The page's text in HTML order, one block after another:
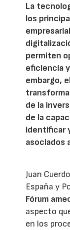
La
los
permiten
eficiencia
embargo,
de la
de la
identificar
asociados
Juan
España y
Fórum
aspecto
en los